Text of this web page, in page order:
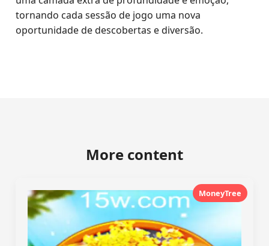
tornando cada sessão de jogo uma nova
oportunidade de descobertas e diversão.
More content
MoneyTree